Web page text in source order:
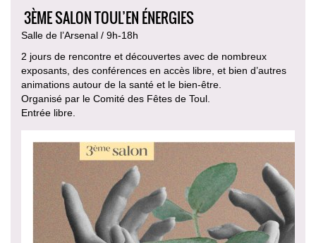
3ÈME SALON TOUL’EN ÉNERGIES
Salle de l’Arsenal / 9h-18h
2 jours de rencontre et découvertes avec de nombreux
exposants, des conférences en accès libre, et bien d’autres
animations autour de la santé et le bien-être.
Organisé par le Comité des Fêtes de Toul.
Entrée libre.